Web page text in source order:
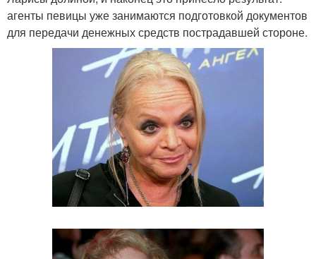
агенты певицы уже занимаются подготовкой документов
для передачи денежных средств пострадавшей стороне.